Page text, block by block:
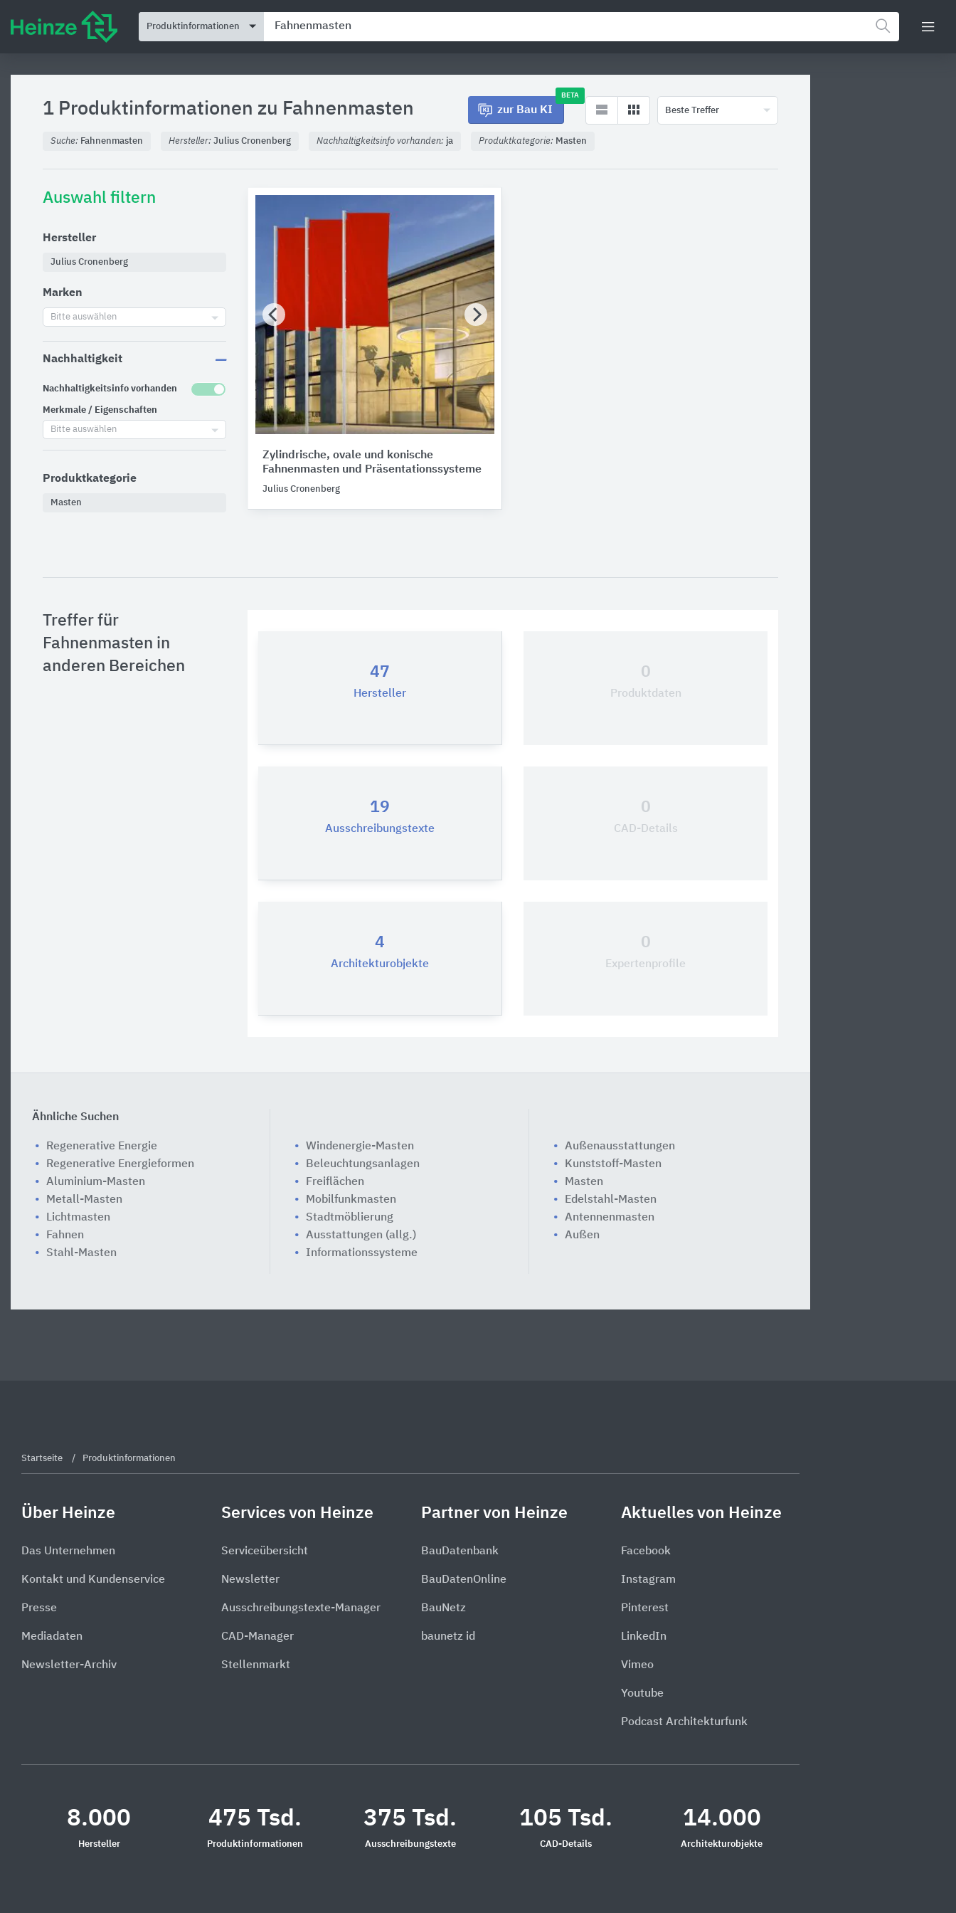
Produktinformationen
1 Produktinformationen zu Fahnenmasten zur Bau KI
BETA
Beste Treffer
Suche: Fahnenmasten Hersteller: Julius Cronenberg Nachhaltigkeitsinfo vorhanden: ja Produktkategorie: Masten
Auswahl filtern
Hersteller
Julius Cronenberg
Marken
Bitte auswählen
Nachhaltigkeit
Nachhaltigkeitsinfo vorhanden
Merkmale / Eigenschaften
Bitte auswählen
Produktkategorie
Masten
Zylindrische, ovale und konische
Fahnenmasten und Präsentationssysteme
Julius Cronenberg
Treffer für
Fahnenmasten in
anderen Bereichen
47
Hersteller
0
Produktdaten
19
Ausschreibungstexte
0
CAD-Details
4
Architekturobjekte
0
Expertenprofile
Ähnliche Suchen
Regenerative Energie
Regenerative Energieformen
Aluminium-Masten
Metall-Masten
Lichtmasten
Fahnen
Stahl-Masten
Windenergie-Masten
Beleuchtungsanlagen
Freiflächen
Mobilfunkmasten
Stadtmöblierung
Ausstattungen (allg.)
Informationssysteme
Außenausstattungen
Kunststoff-Masten
Masten
Edelstahl-Masten
Antennenmasten
Außen
Startseite Produktinformationen
Über Heinze
Das Unternehmen
Kontakt und Kundenservice
Presse
Mediadaten
Newsletter-Archiv
Services von Heinze
Serviceübersicht
Newsletter
Ausschreibungstexte-Manager
CAD-Manager
Stellenmarkt
Partner von Heinze
BauDatenbank
BauDatenOnline
BauNetz
baunetz id
Aktuelles von Heinze
Facebook
Instagram
Pinterest
LinkedIn
Vimeo
Youtube
Podcast Architekturfunk
8.000
Hersteller
475 Tsd.
Produktinformationen
375 Tsd.
Ausschreibungstexte
105 Tsd.
CAD-Details
14.000
Architekturobjekte